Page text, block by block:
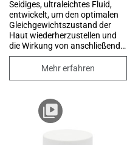
Seidiges, ultraleichtes Fluid,
entwickelt, um den optimalen
Gleichgewichtszustand der
Haut wiederherzustellen und
die Wirkung von anschließend
aufgetragenem Serum und
Creme zu verstärken. Verstärkt
Hautfeuchtigkeit verbessert
und der Haut hilft, Wasser zu
speichern. Seine kaum
sanft mit der Haut und
Mehr erfahren